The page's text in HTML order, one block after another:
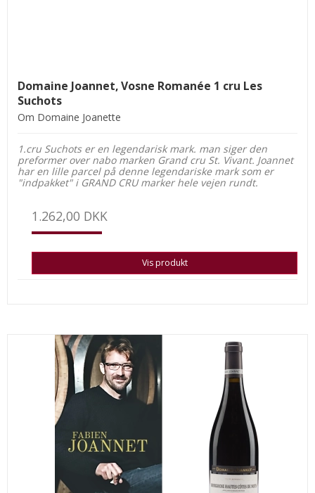
Domaine Joannet, Vosne Romanée 1 cru Les
Suchots
Om Domaine Joanette
1.cru Suchots er en legendarisk mark. man siger den
preformer over nabo marken Grand cru St. Vivant. Joannet
har en lille parcel på denne legendariske mark som er
"indpakket" i GRAND CRU marker hele vejen rundt.
1.262,00 DKK
Vis produkt